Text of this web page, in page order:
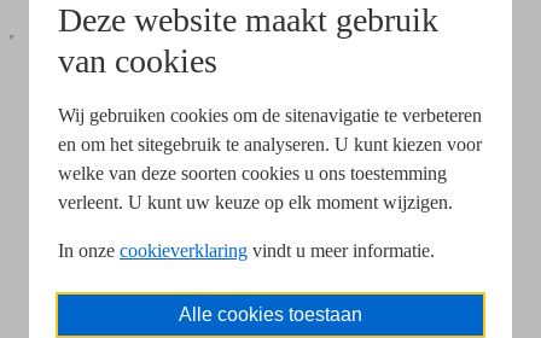
Deze website maakt gebruik
van cookies
Wij gebruiken cookies om de sitenavigatie te verbeteren
en om het sitegebruik te analyseren. U kunt kiezen voor
welke van deze soorten cookies u ons toestemming
verleent. U kunt uw keuze op elk moment wijzigen.
In onze cookieverklaring vindt u meer informatie.
Alle cookies toestaan